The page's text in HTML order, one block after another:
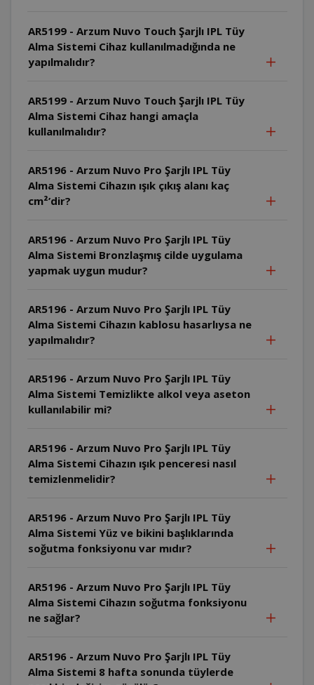
AR5199 - Arzum Nuvo Touch Şarjlı IPL Tüy
Alma Sistemi Cihaz kullanılmadığında ne
yapılmalıdır?
AR5199 - Arzum Nuvo Touch Şarjlı IPL Tüy
Alma Sistemi Cihaz hangi amaçla
kullanılmalıdır?
AR5196 - Arzum Nuvo Pro Şarjlı IPL Tüy
Alma Sistemi Cihazın ışık çıkış alanı kaç
cm²’dir?
AR5196 - Arzum Nuvo Pro Şarjlı IPL Tüy
Alma Sistemi Bronzlaşmış cilde uygulama
yapmak uygun mudur?
AR5196 - Arzum Nuvo Pro Şarjlı IPL Tüy
Alma Sistemi Cihazın kablosu hasarlıysa ne
yapılmalıdır?
AR5196 - Arzum Nuvo Pro Şarjlı IPL Tüy
Alma Sistemi Temizlikte alkol veya aseton
kullanılabilir mi?
AR5196 - Arzum Nuvo Pro Şarjlı IPL Tüy
Alma Sistemi Cihazın ışık penceresi nasıl
temizlenmelidir?
AR5196 - Arzum Nuvo Pro Şarjlı IPL Tüy
Alma Sistemi Yüz ve bikini başlıklarında
soğutma fonksiyonu var mıdır?
AR5196 - Arzum Nuvo Pro Şarjlı IPL Tüy
Alma Sistemi Cihazın soğutma fonksiyonu
ne sağlar?
AR5196 - Arzum Nuvo Pro Şarjlı IPL Tüy
Alma Sistemi 8 hafta sonunda tüylerde